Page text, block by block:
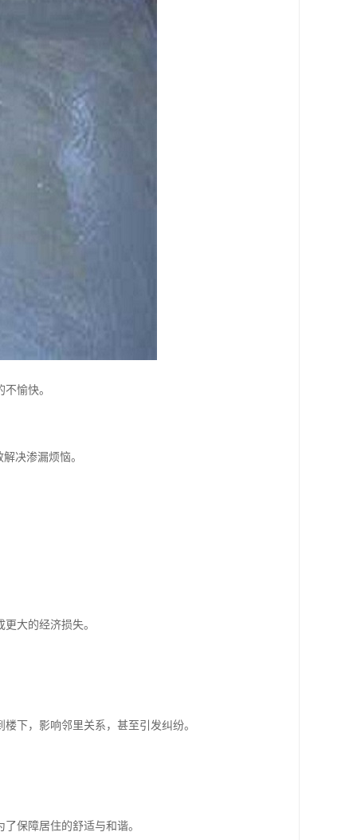
愉快。
决渗漏烦恼。
大的经济损失。
下，影响邻里关系，甚至引发纠纷。
保障居住的舒适与和谐。